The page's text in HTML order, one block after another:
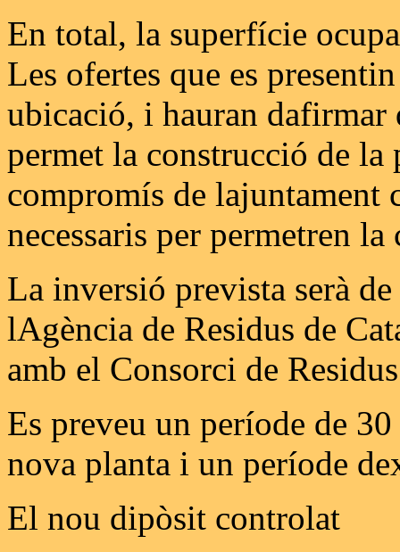
En total, la superfície
Les ofertes que es
ubicació, i hauran
permet la construcció de la
compromís de lajuntament
necessaris per permetren
La inversió prevista serà
lAgència de Residus de
amb el Consorci de
Es preveu un període de
nova planta i un període
El nou dipòsit controlat